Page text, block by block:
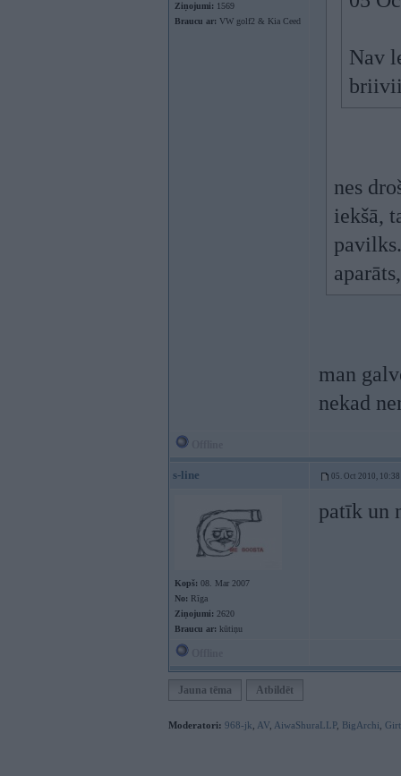
Ziņojumi: 1569
Braucu ar: VW golf2 & Kia Ceed
Nav
nes
iekšā,
man
nekad
s-line 05. Oct 2010, 10:38
Kopš: 08. Mar 2007
No: Rīga
Ziņojumi: 2620
Braucu ar: kūtiņu
patīk un
Jauna tēma Atbildēt
Moderatori: 968-jk AV AiwaShuraLLP, BigArchi